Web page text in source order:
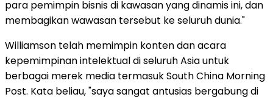
para pemimpin bisnis di kawasan yang dinamis ini, dan
membagikan wawasan tersebut ke seluruh dunia."
Williamson telah memimpin konten dan acara
kepemimpinan intelektual di seluruh Asia untuk
berbagai merek media termasuk South China Morning
Post. Kata beliau, "saya sangat antusias bergabung di